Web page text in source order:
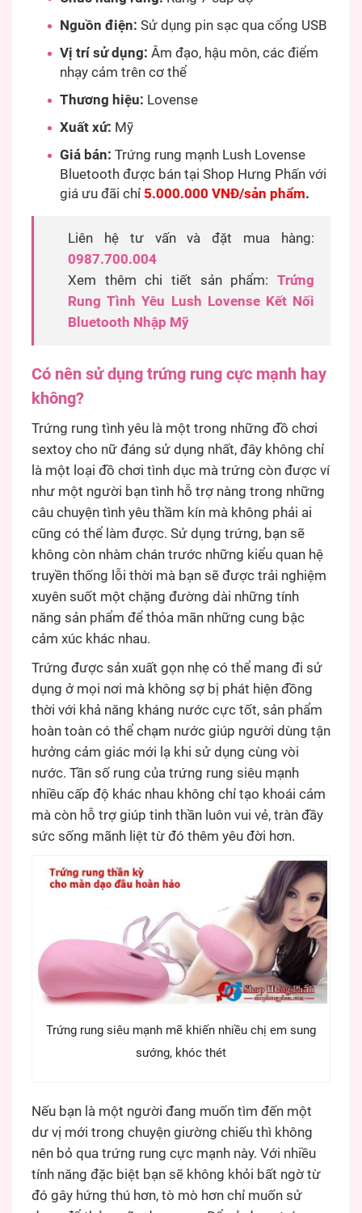
Nguồn điện: Sử dụng pin sạc qua cổng USB
Vị trí sử dụng: Âm đạo, hậu môn, các điểm
nhạy cảm trên cơ thể
Thương hiệu: Lovense
Xuất xứ: Mỹ
Giá bán: Trứng rung mạnh Lush Lovense
Bluetooth được bán tại Shop Hưng Phấn với
giá ưu đãi chỉ 5.000.000 VNĐ/sản phẩm.
Liên hệ tư vấn và đặt mua hàng:
0987.700.004
Xem thêm chi tiết sản phẩm: Trứng
Rung Tình Yêu Lush Lovense Kết Nối
Bluetooth Nhập Mỹ
Có nên sử dụng trứng rung cực mạnh hay
không?
Trứng rung tình yêu là một trong những đồ chơi
sextoy cho nữ đáng sử dụng nhất, đây không chỉ
là một loại đồ chơi tình dục mà trứng còn được ví
như một người bạn tình hỗ trợ nàng trong những
câu chuyện tình yêu thầm kín mà không phải ai
cũng có thể làm được. Sử dụng trứng, bạn sẽ
không còn nhàm chán trước những kiểu quan hệ
truyền thống lỗi thời mà bạn sẽ được trải nghiệm
xuyên suốt một chặng đường dài những tính
năng sản phẩm để thỏa mãn những cung bậc
cảm xúc khác nhau.
Trứng được sản xuất gọn nhẹ có thể mang đi sử
dụng ở mọi nơi mà không sợ bị phát hiện đồng
thời với khả năng kháng nước cực tốt, sản phẩm
hoàn toàn có thể chạm nước giúp người dùng tận
hưởng cảm giác mới lạ khi sử dụng cùng vòi
nước. Tần số rung của trứng rung siêu mạnh
nhiều cấp độ khác nhau không chỉ tạo khoái cảm
mà còn hỗ trợ giúp tinh thần luôn vui vẻ, tràn đầy
sức sống mãnh liệt từ đó thêm yêu đời hơn.
Trứng rung siêu mạnh mẽ khiến nhiều chị em sung
sướng, khóc thét
Nếu bạn là một người đang muốn tìm đến một
dư vị mới trong chuyện giường chiếu thì không
nên bỏ qua trứng rung cực mạnh này. Với nhiều
tính năng đặc biệt bạn sẽ không khỏi bất ngờ từ
đó gây hứng thú hơn, tò mò hơn chỉ muốn sử